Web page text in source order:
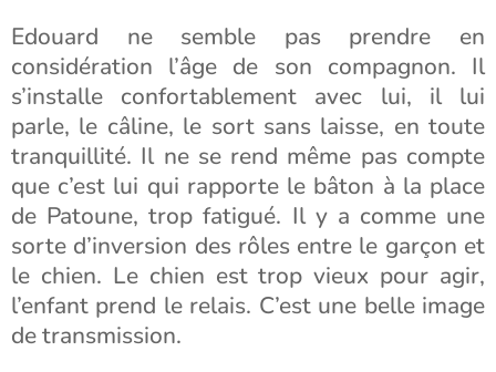
Edouard ne semble pas prendre en
considération l’âge de son compagnon. Il
s’installe confortablement avec lui, il lui
parle, le câline, le sort sans laisse, en toute
tranquillité. Il ne se rend même pas compte
que c’est lui qui rapporte le bâton à la place
de Patoune, trop fatigué. Il y a comme une
sorte d’inversion des rôles entre le garçon et
le chien. Le chien est trop vieux pour agir,
l’enfant prend le relais. C’est une belle image
de transmission.